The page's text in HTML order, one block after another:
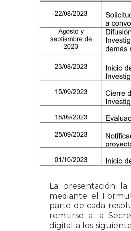
La presentación
mediante el
parte de cada
remitirse a la
digital a los